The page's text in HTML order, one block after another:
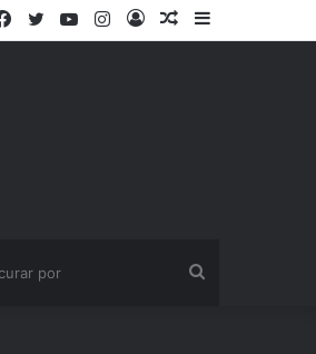
Barra
Artigo
Entrar
Instagram
YouTube
Twitter
Facebook